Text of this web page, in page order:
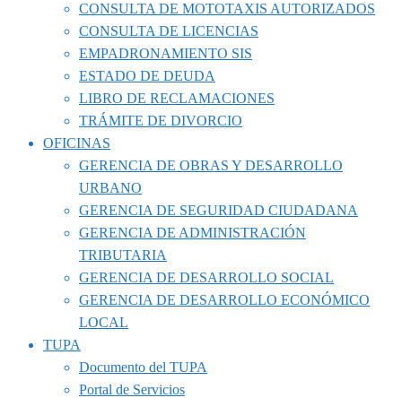
CONSULTA DE MOTOTAXIS AUTORIZADOS
CONSULTA DE LICENCIAS
EMPADRONAMIENTO SIS
ESTADO DE DEUDA
LIBRO DE RECLAMACIONES
TRÁMITE DE DIVORCIO
OFICINAS
GERENCIA DE OBRAS Y DESARROLLO
URBANO
GERENCIA DE SEGURIDAD CIUDADANA
GERENCIA DE ADMINISTRACIÓN
TRIBUTARIA
GERENCIA DE DESARROLLO SOCIAL
GERENCIA DE DESARROLLO ECONÓMICO
LOCAL
TUPA
Documento del TUPA
Portal de Servicios